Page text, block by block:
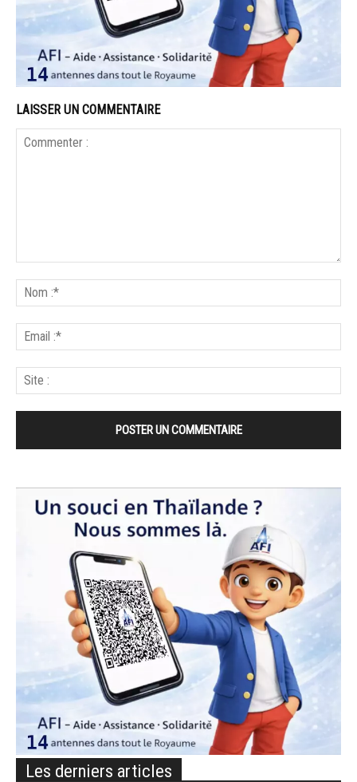
LAISSER UN COMMENTAIRE
Les derniers articles